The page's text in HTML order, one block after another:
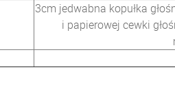
3cm jedwabna kopułka
i papierowej cewki